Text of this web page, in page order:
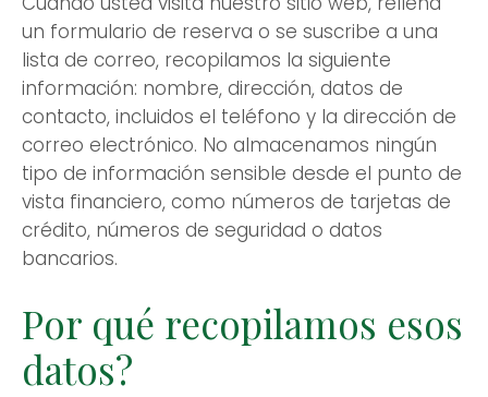
un formulario de reserva o se suscribe a una
lista de correo, recopilamos la siguiente
información: nombre, dirección, datos de
contacto, incluidos el teléfono y la dirección de
correo electrónico. No almacenamos ningún
tipo de información sensible desde el punto de
vista financiero, como números de tarjetas de
crédito, números de seguridad o datos
bancarios.
Por qué recopilamos esos
datos?